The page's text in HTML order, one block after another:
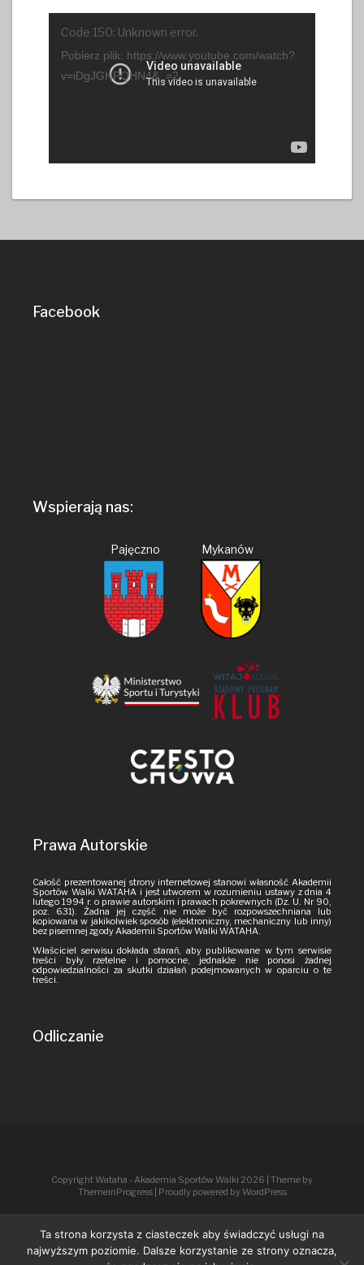
Code 150: Unknown error.
Pobierz plik: https://www.youtube.com/watch?
v=iDgJGHPQHN4&_=2
Facebook
Wspierają nas:
Pajęczno Mykanów
Prawa Autorskie
Całość prezentowanej strony internetowej stanowi własność Akademii
Sportów Walki WATAHA i jest utworem w rozumieniu ustawy z dnia 4
lutego 1994 r. o prawie autorskim i prawach pokrewnych (Dz. U. Nr 90,
poz. 631). Żadna jej część nie może być rozpowszechniana lub
kopiowana w jakikolwiek sposób (elektroniczny, mechaniczny lub inny)
bez pisemnej zgody Akademii Sportów Walki WATAHA.
Właściciel serwisu dokłada starań, aby publikowane w tym serwisie
treści były rzetelne i pomocne, jednakże nie ponosi żadnej
odpowiedzialności za skutki działań podejmowanych w oparciu o te
treści.
Odliczanie
Copyright Wataha - Akademia Sportów Walki 2026 | Theme by
ThemeinProgress
| Proudly powered by WordPress
Ta strona korzysta z ciasteczek aby świadczyć usługi na
najwyższym poziomie. Dalsze korzystanie ze strony oznacza,